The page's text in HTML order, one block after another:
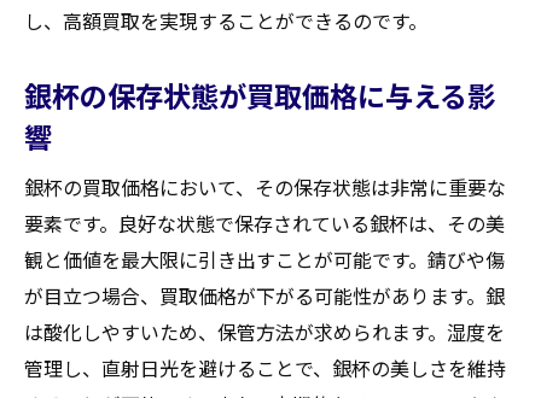
し、高額買取を実現することができるのです。
銀杯の保存状態が買取価格に与える影
響
銀杯の買取価格において、その保存状態は非常に重要な
要素です。良好な状態で保存されている銀杯は、その美
観と価値を最大限に引き出すことが可能です。錆びや傷
が目立つ場合、買取価格が下がる可能性があります。銀
は酸化しやすいため、保管方法が求められます。湿度を
管理し、直射日光を避けることで、銀杯の美しさを維持